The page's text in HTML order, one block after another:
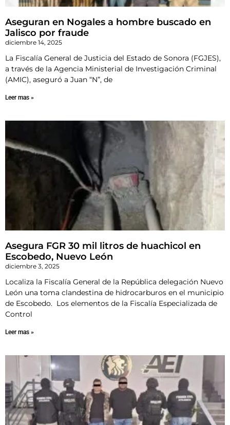
Aseguran en Nogales a hombre buscado en
Jalisco por fraude
diciembre 14, 2025
La Fiscalía General de Justicia del Estado de Sonora (FGJES),
a través de la Agencia Ministerial de Investigación Criminal
(AMIC), aseguró a Juan “N”, de
Leer mas »
Asegura FGR 30 mil litros de huachicol en
Escobedo, Nuevo León
diciembre 3, 2025
Localiza la Fiscalía General de la República delegación Nuevo
León una toma clandestina de hidrocarburos en el municipio
de Escobedo. Los elementos de la Fiscalía Especializada de
Control
Leer mas »